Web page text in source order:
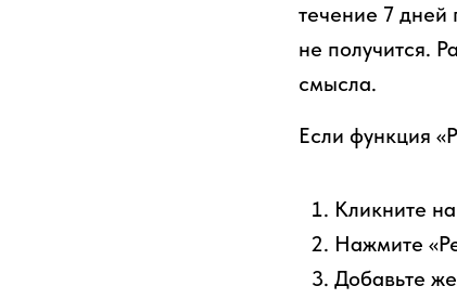
течение 7 дней
не получится.
смысла.
Если функция
Кликните
Нажмите
Добавьте